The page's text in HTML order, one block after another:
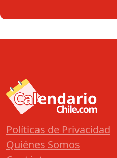
Políticas de Privacidad
Quiénes Somos